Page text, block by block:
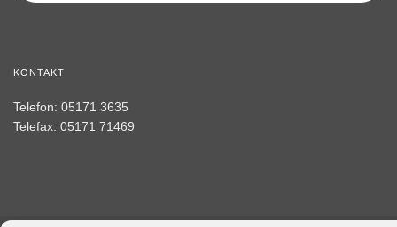
KONTAKT
Telefon: 05171 3635
Telefax: 05171 71469